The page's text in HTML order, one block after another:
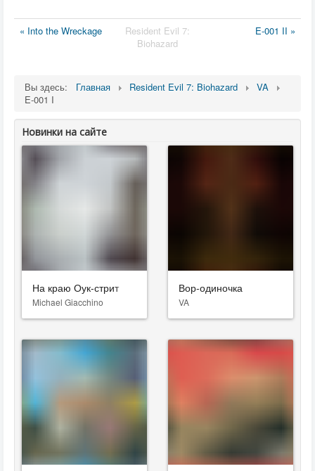
« Into the Wreckage
Resident Evil 7:
Biohazard
E-001 II »
Вы здесь: Главная Resident Evil 7: Biohazard
VA
E-001 I
Новинки на сайте
На краю Оук-стрит
Michael Giacchino
Вор-одиночка
VA